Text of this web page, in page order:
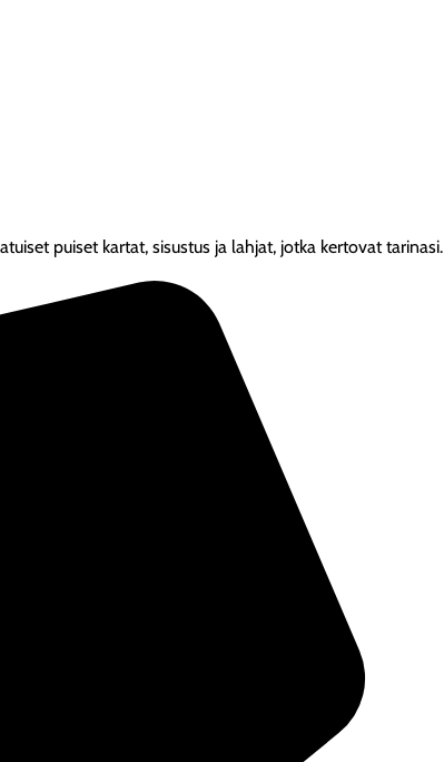
puiset kartat, sisustus ja lahjat, jotka kertovat tarinasi.